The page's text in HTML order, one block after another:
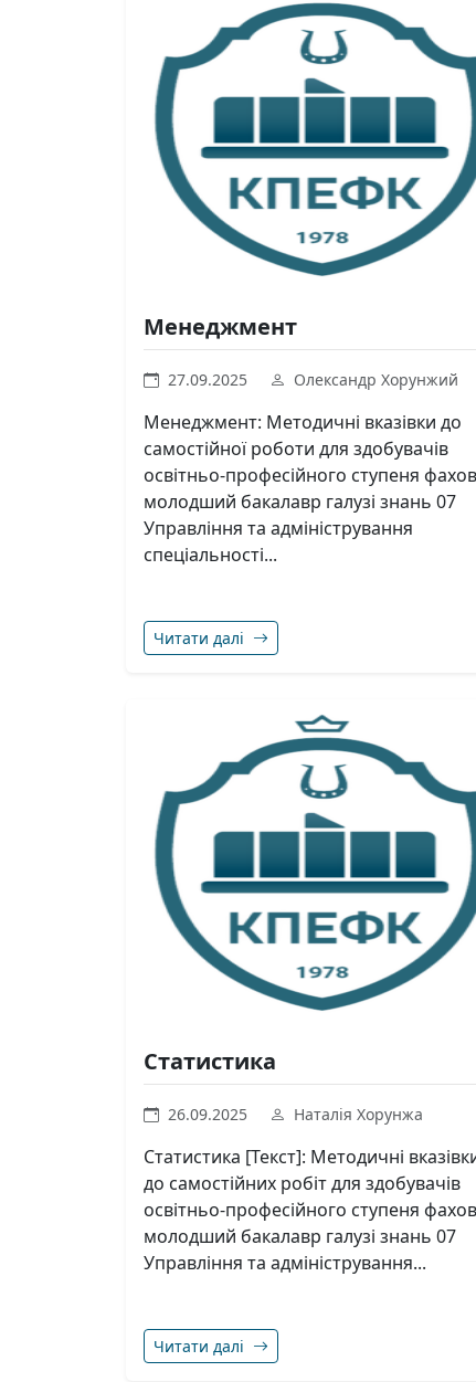
Менеджмент
27.09.2025 Олександр Хорунжий
Менеджмент: Методичні вказівки до
самостійної роботи для здобувачів
освітньо-професійного ступеня
молодший бакалавр галузі знань 07
Управління та адміністрування
спеціальності...
Читати далі
Статистика
26.09.2025 Наталія Хорунжа
Статистика [Текст]: Методичні
до самостійних робіт для здобувачів
освітньо-професійного ступеня
молодший бакалавр галузі знань 07
Управління та адміністрування...
Читати далі